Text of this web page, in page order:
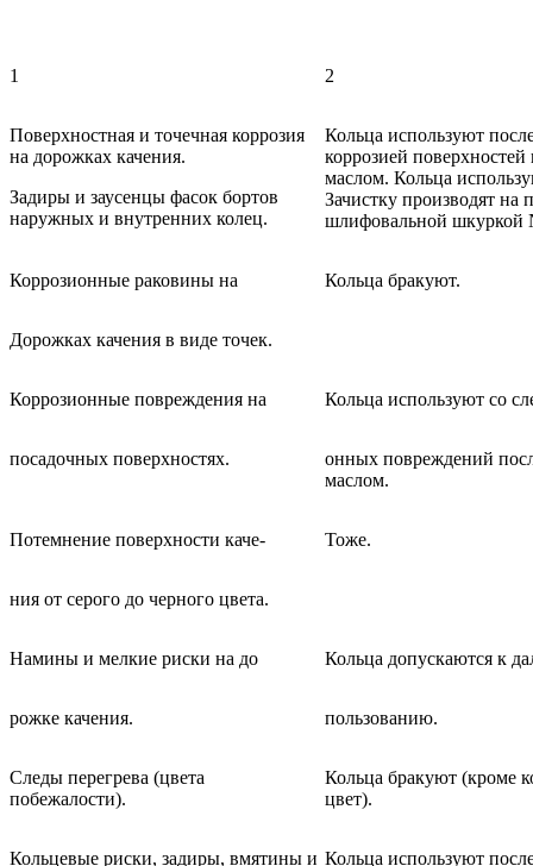
1 2
Поверхностная и точечная коррозия
на дорожках качения.
Задиры и заусенцы фасок бортов
наружных и внутренних колец.
Кольца используют
коррозией
маслом. Кольца
Зачистку производят на
шлифовальной шкуркой
Коррозионные раковины на Кольца бракуют.
Дорожках качения в виде точек.
Коррозионные повреждения на Кольца используют со
посадочных поверхностях.
онных повреждений
маслом.
Потемнение поверхности каче- Тоже.
ния от серого до черного цвета.
Намины и мелкие риски на до Кольца допускаются к
рожке качения. пользованию.
Следы перегрева (цвета
побежалости).
Кольца бракуют (кроме
цвет).
Кольцевые риски, задиры, вмятины и Кольца используют